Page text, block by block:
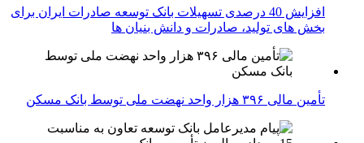
افزایش 40 درصدی تسهیلات بانک توسعه صادرات ایران برای
بخش های تولید، صادرات و دانش بنیان ها
تأمین مالی ۳۹۶ هزار واحد نهضت ملی توسط بانک مسکن